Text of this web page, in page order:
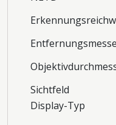
Sichtfeld
Display-Typ